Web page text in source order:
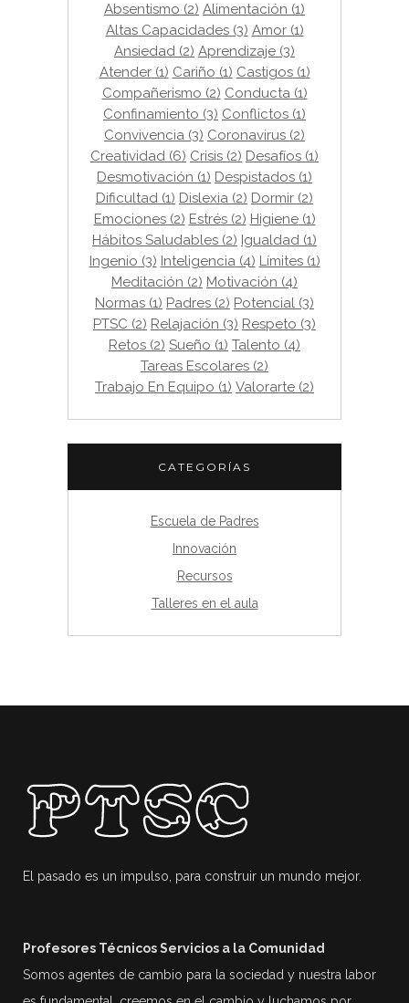
Absentismo (2) Alimentación (1)
Altas Capacidades(3) Amor(1)
Ansiedad (2) Aprendizaje (3)
Atender(1) Cariño (1) Castigos(1)
Compañerismo (2) Conducta(1)
Confinamiento (3) Conflictos (1)
Convivencia (3) Coronavirus (2)
Creatividad (6) Crisis (2) Desafíos (1)
Desmotivación (1) Despistados (1)
Dificultad (1) Dislexia (2) Dormir (2)
Emociones(2) Estrés(2) Higiene(1)
Hábitos Saludables (2) Igualdad (1)
Ingenio (3) Inteligencia(4) Límites(1)
Meditación (2) Motivación (4)
Normas (1) Padres (2) Potencial (3)
PTSC (2) Relajación (3) Respeto (3)
Retos (2) Sueño (1) Talento (4)
Tareas Escolares (2)
Trabajo En Equipo (1) Valorarte (2)
CATEGORÍAS
Escuela de Padres
Innovación
Recursos
Talleres en el aula
El pasado es un impulso, para construir un mundo mejor.
Profesores Técnicos Servicios a la Comunidad
Somos agentes de cambio para la sociedad y nuestra labor